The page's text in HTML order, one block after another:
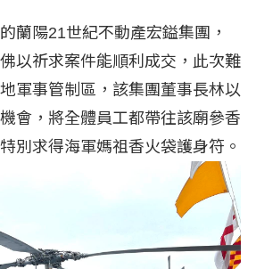
蘭陽21世紀不動產宏鎰集團，
以祈求案件能順利成交，此次難
軍事管制區，該集團董事長林以
會，將全體員工都帶往該廟參香
別求得海軍媽祖香火袋護身符。